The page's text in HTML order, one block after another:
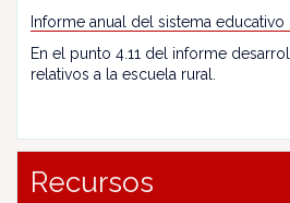
Informe anual del sistema educativo
En el punto 4.11 del informe
relativos a la escuela rural.
Recursos